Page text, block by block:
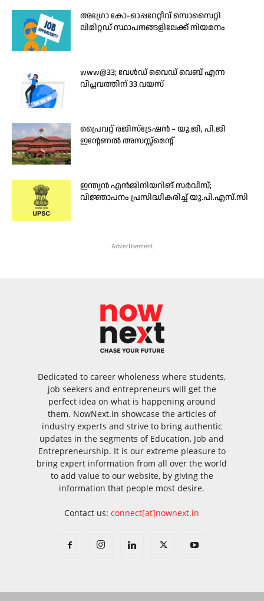
അഗ്രോ കോ-ഓപ്പറേറ്റീവ് സൊസൈറ്റി
ലിമിറ്റഡ് സ്ഥാപനങ്ങളിലേക്ക് നിയമനം
www@33; വേൾഡ് വൈഡ് വെബ് എന്ന
വിപ്ലവത്തിന് 33 വയസ്
പ്രൈവറ്റ് രജിസ്ട്രേഷൻ – യു.ജി, പി.ജി
ഇന്റേണൽ അസസ്സ്മെന്റ്
ഇന്ത്യന്‍ എന്‍ജിനിയറിങ് സര്‍വീസ്;
വിജ്ഞാപനം പ്രസിദ്ധീകരിച്ച് യു.പി.എസ്.സി
Advertisement
Dedicated to career wholeness where students,
job seekers and entrepreneurs will get the
perfect idea on what is happening around
them. NowNext.in showcase the articles of
industry experts and strive to bring authentic
updates in the segments of Education, Job and
Entrepreneurship. It is our extreme pleasure to
bring expert information from all over the world
to add value to our website, by giving the
information that people most desire.
Contact us:connect[at]nownext.in